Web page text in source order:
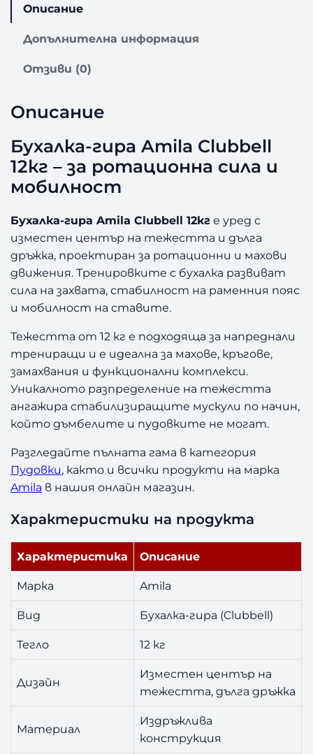
к
а
г
и
р
а
m
i
l
a
C
b
b
l
1
2
г
Описание
Допълнителна информация
Отзиви (0)
Описание
Бухалка-гира Amila Clubbell
12кг – за ротационна сила и
мобилност
Бухалка-гира Amila Clubbell 12кг е уред с
изместен център на тежестта и дълга
дръжка, проектиран за ротационни и махови
движения. Тренировките с бухалка развиват
сила на захвата, стабилност на раменния пояс
и мобилност на ставите.
Тежестта от 12 кг е подходяща за напреднали
трениращи и е идеална за махове, кръгове,
замахвания и функционални комплекси.
Уникалното разпределение на тежестта
ангажира стабилизиращите мускули по начин,
който дъмбелите и пудовките не могат.
Разгледайте пълната гама в категория
Пудовки, както и всички продукти на марка
Amila в нашия онлайн магазин.
Характеристики на продукта
Характеристика Описание
Марка Amila
Вид Бухалка-гира (Clubbell)
Тегло 12 кг
Дизайн
Изместен център на
тежестта, дълга дръжка
Материал
Издръжлива
конструкция